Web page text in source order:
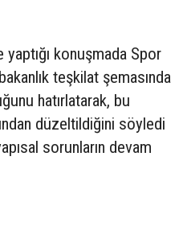
konuşmada Spor
teşkilat şemasında
hatırlatarak, bu
düzeltildiğini söyledi
sorunların devam